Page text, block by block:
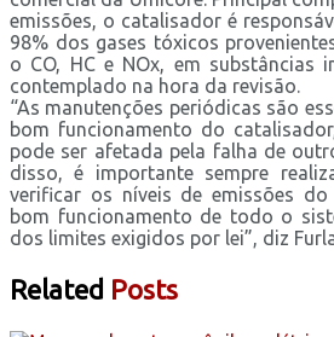
emissões, o catalisador é
98% dos gases tóxicos
o CO, HC e NOx, em substâncias
contemplado na hora da revisão.
“As manutenções periódicas são
bom funcionamento do
pode ser afetada pela falha de
disso, é importante sempre
verificar os níveis de emissões
bom funcionamento de todo o
dos limites exigidos por lei”, diz
Related Posts